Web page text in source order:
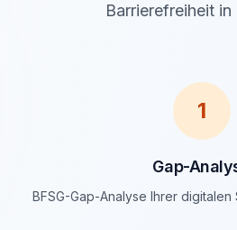
Barrierefreiheit in
1
Gap-
BFSG-Gap-Analyse Ihrer